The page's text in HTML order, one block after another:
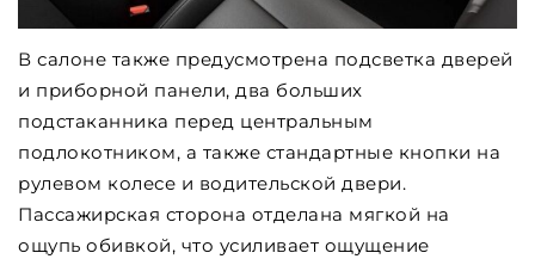
В салоне также предусмотрена подсветка дверей
и приборной панели, два больших
подстаканника перед центральным
подлокотником, а также стандартные кнопки на
рулевом колесе и водительской двери.
Пассажирская сторона отделана мягкой на
ощупь обивкой, что усиливает ощущение